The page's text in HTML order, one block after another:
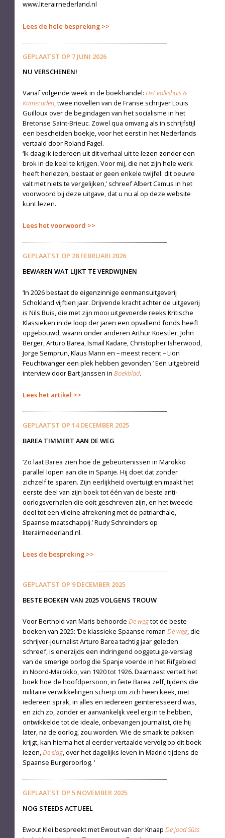
www.literairnederland.nl
Lees de hele bespreking
GEPLAATST OP 7 JUNI 2026
NU VERSCHENEN!
Vanaf volgende week in de boekhandel: Het volkshuis &
Kameraden, twee novellen van de Franse schrijver Louis
Guilloux over de begindagen van het socialisme in het
Bretonse Saint-Brieuc. Zowel qua omvang als in schrijfstijl
een bescheiden boekje, voor het eerst in het Nederlands
vertaald door Roland Fagel.
‘Ik daag ik iedereen uit dit verhaal uit te lezen zonder een
brok in de keel te krijgen. Voor mij, die net zijn hele werk
heeft herlezen, bestaat er geen enkele twijfel: dit oeuvre
valt met niets te vergelijken,’ schreef Albert Camus in het
voorwoord bij deze uitgave, dat u nu al op deze website
kunt lezen.
Lees het voorwoord
GEPLAATST OP 28 FEBRUARI 2026
BEWAREN WAT LIJKT TE VERDWIJNEN
‘In 2026 bestaat de eigenzinnige eenmansuitgeverij
Schokland vijftien jaar. Drijvende kracht achter de uitgeverij
is Nils Buis, die met zijn mooi uitgevoerde reeks Kritische
Klassieken in de loop der jaren een opvallend fonds heeft
opgebouwd, waarin onder anderen Arthur Koestler, John
Berger, Arturo Barea, Ismail Kadare, Christopher Isherwood,
Jorge Semprun, Klaus Mann en – meest recent – Lion
Feuchtwanger een plek hebben gevonden.’ Een uitgebreid
interview door Bart Janssen in Boekblad.
Lees het artikel
GEPLAATST OP 14 DECEMBER 2025
BAREA TIMMERT AAN DE WEG
‘Zo laat Barea zien hoe de ge­beurtenissen in Marokko
parallel lopen aan die in Spanje. Hij doet dat zonder
zichzelf te sparen. Zijn eerlijkheid overtuigt en maakt het
eerste deel van zijn boek tot één van de beste anti-
oorlogsverhalen die ooit geschreven zijn, en het tweede
deel tot een vileine afrekening met de patriarchale,
Spaanse maatschappij.’ Rudy Schreinders op
literairnederland.nl.
Lees de bespreking
GEPLAATST OP 9 DECEMBER 2025
BESTE BOEKEN VAN 2025 VOLGENS TROUW
Voor Berthold van Maris behoorde De wegtot de beste
boeken van 2025: ‘De klassieke Spaanse roman De weg, die
schrijver-journalist Arturo Barea tachtig jaar geleden
schreef, is enerzijds een indringend ooggetuige-verslag
van de smerige oorlog die Spanje voerde in het Rifgebied
in Noord-Marokko, van 1920 tot 1926. Daarnaast vertelt het
boek hoe de hoofdpersoon, in feite Barea zelf, tijdens die
militaire verwikkelingen scherp om zich heen keek, met
iedereen sprak, in alles en iedereen geïnteresseerd was,
en zich zo, zonder er aanvankelijk veel erg in te hebben,
ontwikkelde tot de ideale, onbevangen journalist, die hij
later, na de oorlog, zou worden. Wie de smaak te pakken
krijgt, kan hierna het al eerder vertaalde vervolg op dit boek
lezen,De slag, over het dagelijks leven in Madrid tijdens de
Spaanse Burgeroorlog. ‘
GEPLAATST OP 5 NOVEMBER 2025
NOG STEEDS ACTUEEL
Ewout Klei bespreekt met Ewout van der Knaap De jood Süss